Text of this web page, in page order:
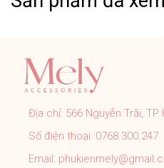
➤ Sản phẩm đúng với mô tả,
➤ Đơn hàng được kiểm tra,
trình trước khi gửi.
➤ Tất cả sản phẩm của
➤ Tư vấn nhiệt tình 24/7, hỗ
hàng.
Địa chỉ: 566 Nguyễn Trãi, TP
Số điện thoại: 0768.300.247
Email: